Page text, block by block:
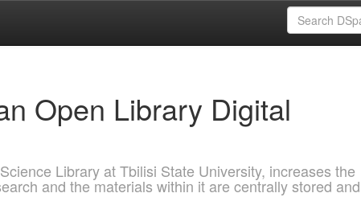
Open Library Digital
Library at Tbilisi State University, increases the
and the materials within it are centrally stored and